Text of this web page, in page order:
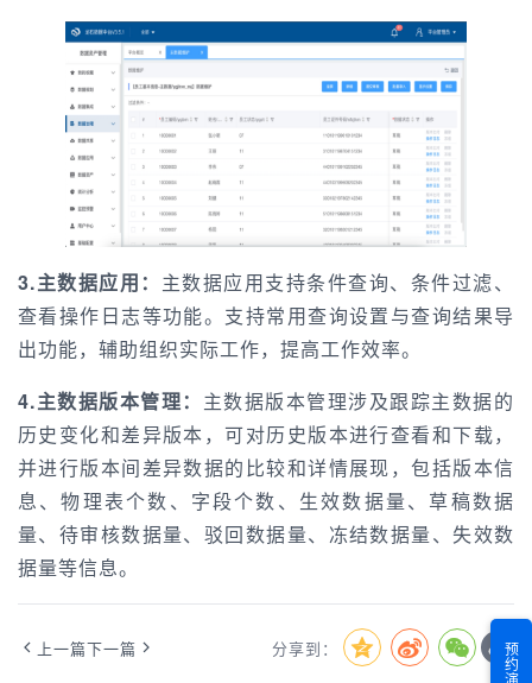
3.主数据应用： 主数据应用支持条件查询、条件过滤、
查看操作日志等功能。支持常用查询设置与查询结果导
出功能，辅助组织实际工作，提高工作效率。
4.主数据版本管理： 主数据版本管理涉及跟踪主数据的
历史变化和差异版本，可对历史版本进行查看和下载，
并进行版本间差异数据的比较和详情展现，包括版本信
息、物理表个数、字段个数、生效数据量、草稿数据
量、待审核数据量、驳回数据量、冻结数据量、失效数
据量等信息。
上一篇下一篇 分享到：